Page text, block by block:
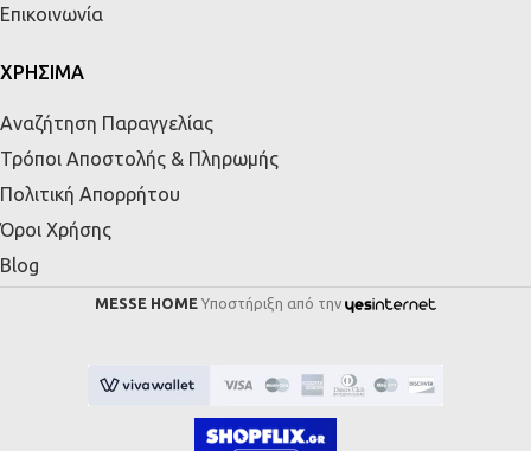
Επικοινωνία
ΧΡΗΣΙΜΑ
Αναζήτηση Παραγγελίας
Τρόποι Αποστολής & Πληρωμής
Πολιτική Απορρήτου
Όροι Χρήσης
Blog
MESSE HOME Υποστήριξη από την